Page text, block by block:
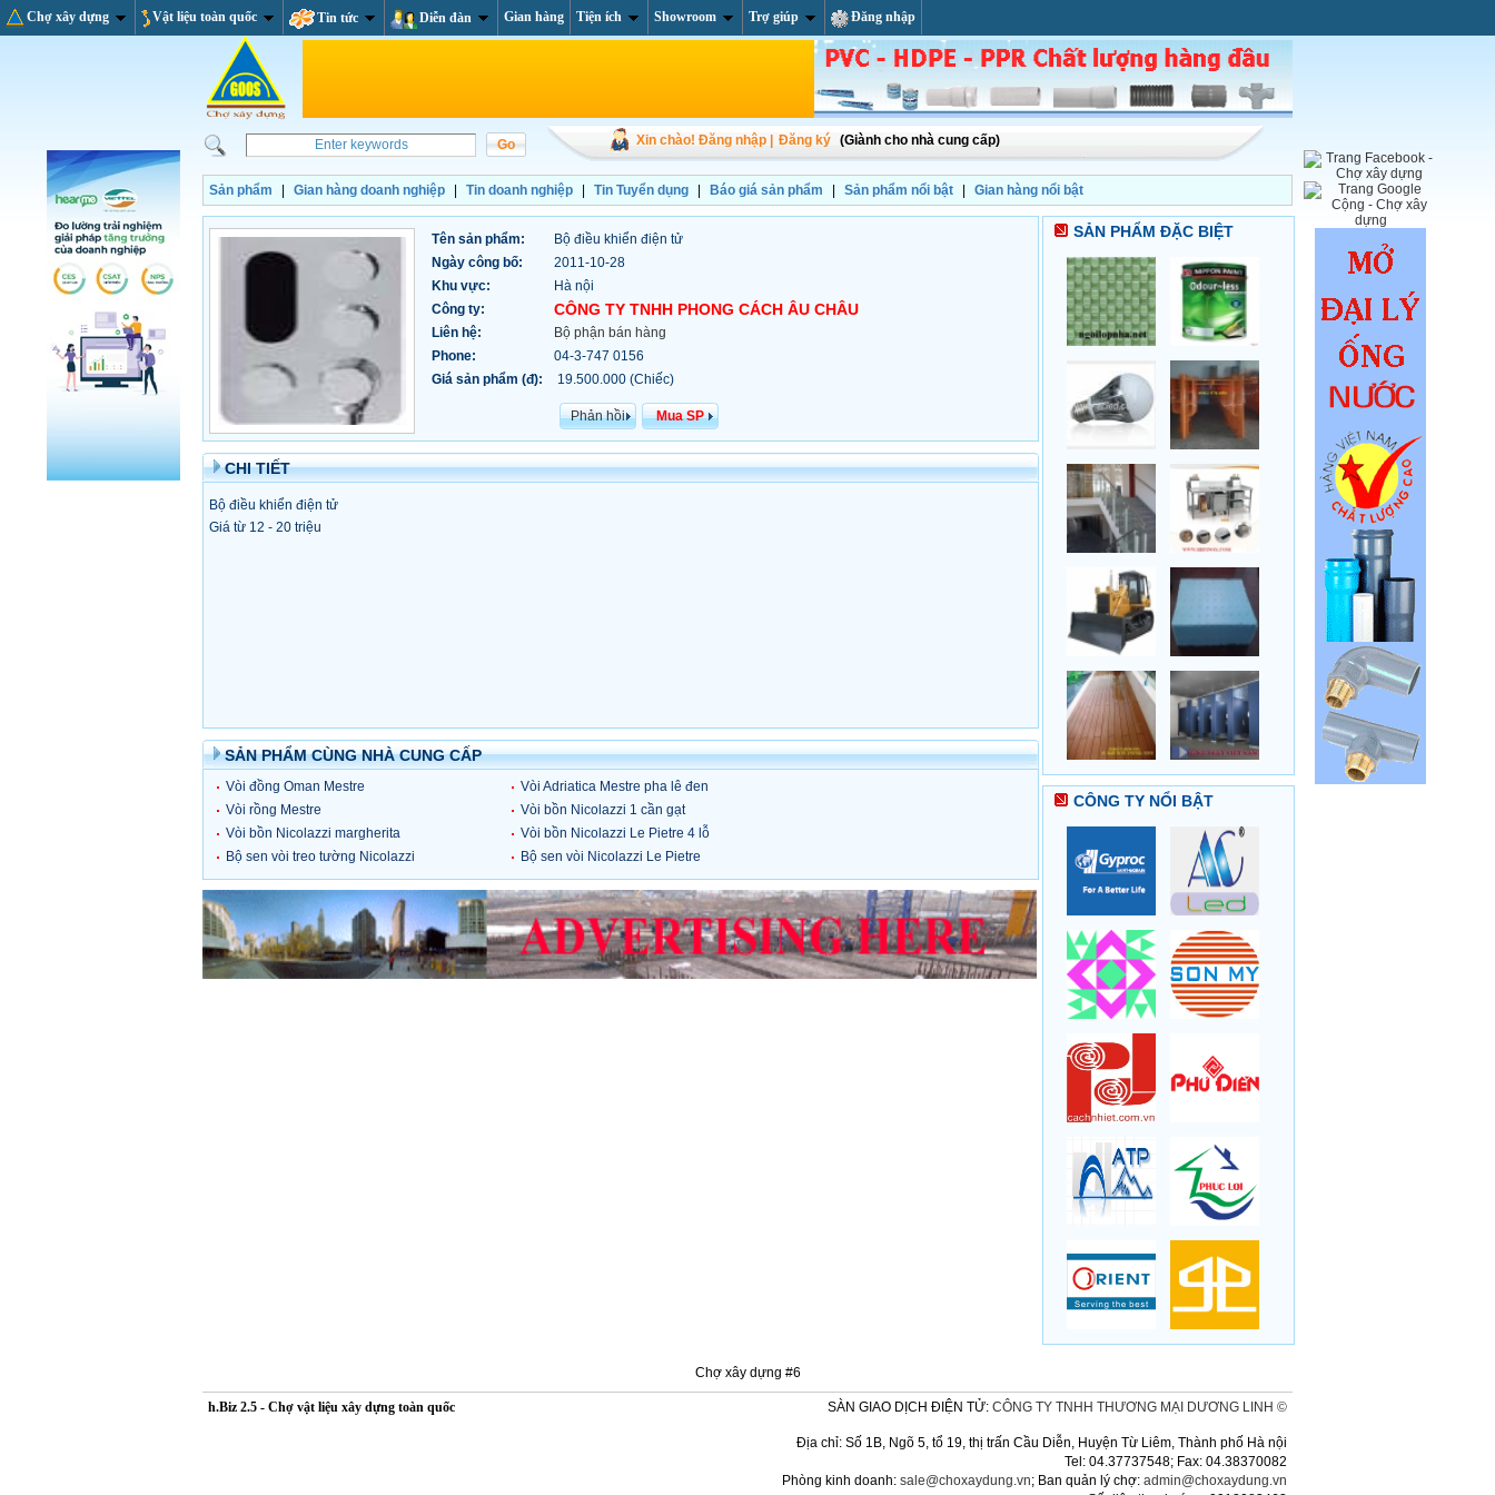
Chợ xây dựng Vật liệu toàn quốc Tin tức Diễn đàn Gian hàng Tiện ích Showroom Trợ giúp Đăng nhập
Xin chào! Đăng nhập | Đăng ký (Giành cho nhà cung cấp)
Sản phẩm Gian hàng doanh nghiệp Tin doanh nghiệp Tin Tuyển dụng Báo giá sản phẩm Sản phẩm nổi bật Gian hàng nổi bật
Tên sản phẩm:
Bộ điều khiển điện tử
Ngày công bố:
2011-10-28
Khu vực:
Hà nội
Công ty:
CÔNG TY TNHH PHONG CÁCH ÂU CHÂU
Liên hệ:
Bộ phận bán hàng
Phone:
04-3-747 0156
Giá sản phẩm (đ):
19.500.000 (Chiếc)
Phản hồi Mua SP
CHI TIẾT
Bộ điều khiển điện tử
Giá từ 12 - 20 triệu
SẢN PHẨM CÙNG NHÀ CUNG CẤP
Vòi đồng Oman Mestre
Vòi Adriatica Mestre pha lê đen
Vòi rồng Mestre
Vòi bồn Nicolazzi 1 cần gạt
cùng sen tắm
Vòi bồn Nicolazzi margherita
vincent 4 lỗ
Vòi bồn Nicolazzi Le Pietre 4 lỗ
Bộ sen vòi treo tường Nicolazzi
Le Pietre
Bộ sen vòi Nicolazzi Le Pietre
SẢN PHẨM ĐẶC BIỆT
CÔNG TY NỔI BẬT
Chợ xây dựng #6
h.Biz 2.5 - Chợ vật liệu xây dựng toàn quốc SÀN GIAO DỊCH ĐIỆN TỬ: CÔNG TY TNHH THƯƠNG MẠI DƯƠNG LINH ©
Địa chỉ: Số 1B, Ngõ 5, tổ 19, thị trấn Cầu Diễn, Huyện Từ Liêm, Thành phố Hà nội
Tel: 04.37737548; Fax: 04.38370082
Phòng kinh doanh: sale@choxaydung.vn; Ban quản lý chợ: admin@choxaydung.vn